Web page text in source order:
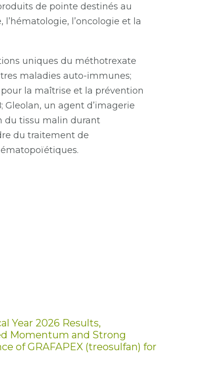
de pointe destinés au
l’oncologie et la
uniques du méthotrexate
maladies auto-immunes;
la maîtrise et la prévention
un agent d’imagerie
du tissu malin durant
du traitement de
Year 2026 Results,
Momentum and Strong
of GRAFAPEX (treosulfan) for